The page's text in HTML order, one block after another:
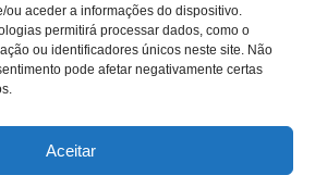
ou aceder a informações do dispositivo.
permitirá processar dados, como o
ou identificadores únicos neste site. Não
pode afetar negativamente certas
Aceitar
a
um Orçamento
um Orçamento